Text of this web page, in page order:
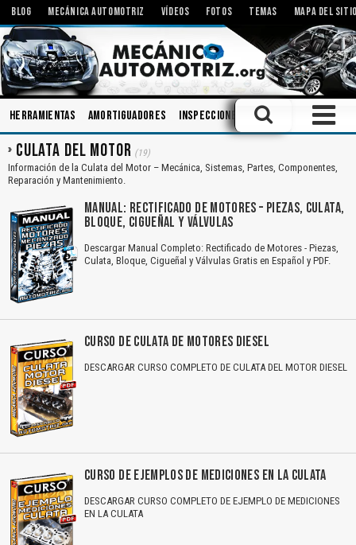
BLOG MECÁNICA AUTOMOTRIZ VÍDEOS FOTOS TEMAS MAPA DEL
Herramientas Amortiguadores Inspecciones Ingeniería
CULATA DEL MOTOR (19)
Información de la Culata del Motor – Mecánica, Sistemas, Partes, Componentes,
Reparación y Mantenimiento.
MANUAL: RECTIFICADO DE MOTORES – PIEZAS, CULATA,
BLOQUE, CIGUEÑAL Y VÁLVULAS
Descargar Manual Completo: Rectificado de Motores - Piezas,
Culata, Bloque, Cigueñal y Válvulas Gratis en Español y PDF.
CURSO DE CULATA DE MOTORES DIESEL
DESCARGAR CURSO COMPLETO DE CULATA DEL MOTOR DIESEL
CURSO DE EJEMPLOS DE MEDICIONES EN LA CULATA
DESCARGAR CURSO COMPLETO DE EJEMPLO DE MEDICIONES
EN LA CULATA